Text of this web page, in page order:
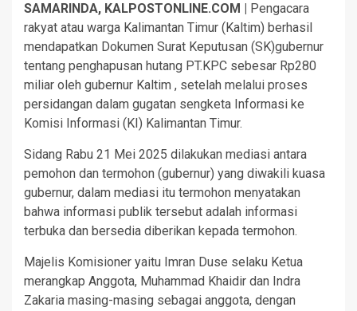
SAMARINDA, KALPOSTONLINE.COM |
Pengacara
rakyat atau warga Kalimantan Timur (Kaltim) berhasil
mendapatkan Dokumen Surat Keputusan (SK)gubernur
tentang penghapusan hutang PT.KPC sebesar Rp280
miliar oleh gubernur Kaltim , setelah melalui proses
persidangan dalam gugatan sengketa Informasi ke
Komisi Informasi (KI) Kalimantan Timur.
Sidang Rabu 21 Mei 2025 dilakukan mediasi antara
pemohon dan termohon (gubernur) yang diwakili kuasa
gubernur, dalam mediasi itu termohon menyatakan
bahwa informasi publik tersebut adalah informasi
terbuka dan bersedia diberikan kepada termohon.
Majelis Komisioner yaitu Imran Duse selaku Ketua
merangkap Anggota, Muhammad Khaidir dan Indra
Zakaria masing-masing sebagai anggota, dengan